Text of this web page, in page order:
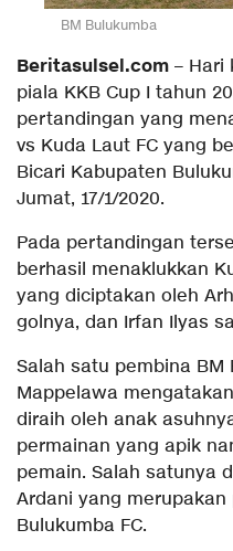
BM Bulukumba
Beritasulsel.com – Hari
piala KKB Cup I tahun
pertandingan yang
vs Kuda Laut FC yang
Bicari Kabupaten
Jumat, 17/1/2020.
Pada pertandingan
berhasil menaklukkan
yang diciptakan oleh
golnya, dan Irfan Ilyas
Salah satu pembina BM
Mappelawa
diraih oleh anak
permainan yang apik
pemain. Salah satunya
Ardani yang
Bulukumba FC.